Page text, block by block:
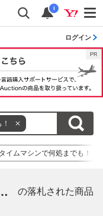
i
ログイン
イムマシンで何処までも！
イムマシンで何処までも！」 の落札された商品